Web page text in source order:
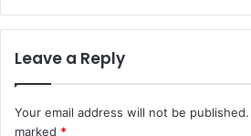
Leave a Reply
Your email address will not be published.
marked *